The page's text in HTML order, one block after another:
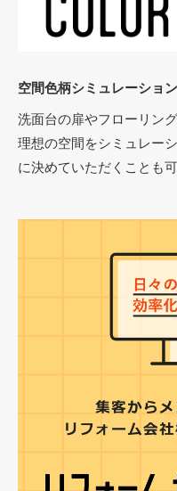
空間色柄シミュレーショ
洗面台の扉やフローリン
理想の空間をシミュレー
に決めていただくことも可